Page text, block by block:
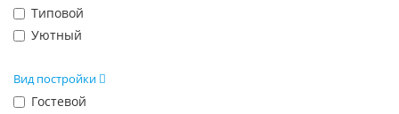
Типовой
Уютный
Вид постройки
Гостевой